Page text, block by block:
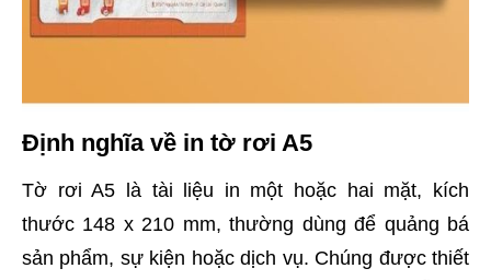
Định nghĩa về in tờ rơi A5
Tờ rơi A5 là tài liệu in một hoặc hai mặt, kích
thước 148 x 210 mm, thường dùng để quảng bá
sản phẩm, sự kiện hoặc dịch vụ. Chúng được thiết